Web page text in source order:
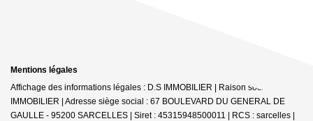
Mentions légales
Affichage des informations légales : D.S IMMOBILIER | Raison sociale : DS
IMMOBILIER | Adresse siège social : 67 BOULEVARD DU GENERAL DE
GAULLE - 95200 SARCELLES | Siret : 45315948500011 | RCS : sarcelles |